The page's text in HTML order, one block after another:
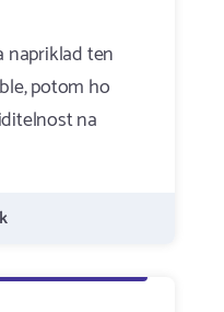
napriklad ten
potom ho
na